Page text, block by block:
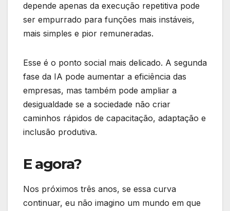
depende apenas da execução repetitiva pode
ser empurrado para funções mais instáveis,
mais simples e pior remuneradas.
Esse é o ponto social mais delicado. A segunda
fase da IA pode aumentar a eficiência das
empresas, mas também pode ampliar a
desigualdade se a sociedade não criar
caminhos rápidos de capacitação, adaptação e
inclusão produtiva.
E agora?
Nos próximos três anos, se essa curva
continuar, eu não imagino um mundo em que